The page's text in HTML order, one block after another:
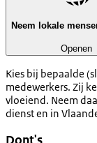
Neem lokale
Openen
Kies bij bepaalde
medewerkers. Zij
vloeiend. Neem
dienst en in